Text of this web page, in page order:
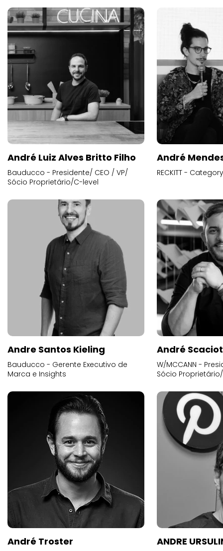
André Luiz Alves Britto Filho
Bauducco - Presidente/ CEO / VP/
Sócio Proprietário/C-level
André
RECKITT -
Andre Santos Kieling
Bauducco - Gerente Executivo de
Marca e Insights
André
W/MCCANN -
Sócio
André Troster ANDRE